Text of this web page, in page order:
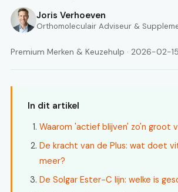
Joris Verhoeven
Orthomoleculair Adviseur &
Premium Merken & Keuzehulp · 2026-02-
In dit artikel
Waarom 'actief blijven' zo'n groot
De kracht van de Plus: wat doet
meer?
De Solgar Ester-C lijn: welke is